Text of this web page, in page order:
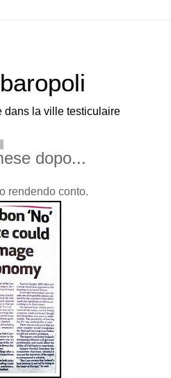
dans la ville testiculaire
dopo...
rendendo conto.